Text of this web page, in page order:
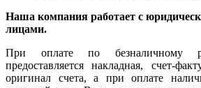
Наша компания работает с
лицами.
При оплате по безналичному
предоставляется накладная, счет-
оригинал счета, а при оплате